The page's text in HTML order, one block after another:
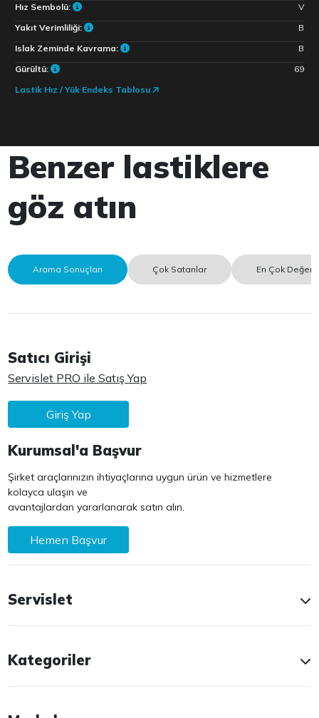
Hız Sembolü:
V
Yakıt Verimliliği:
B
Islak Zeminde Kavrama:
B
Gürültü:
69
Lastik Hız / Yük Endeks Tablosu
Benzer lastiklere
göz atın
Arama Sonuçları Çok Satanlar En Çok
Satıcı Girişi
Servislet PRO ile Satış Yap
Giriş Yap
Kurumsal'a Başvur
Şirket araçlarınızın ihtiyaçlarına uygun ürün ve hizmetlere
kolayca ulaşın ve
avantajlardan yararlanarak satın alın.
Hemen Başvur
Servislet
Kategoriler